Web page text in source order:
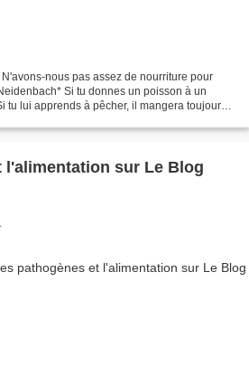
nous pas assez de nourriture pour
Si tu donnes un poisson à un
tu lui apprends à pêcher, il mangera toujours.
l'alimentation sur Le Blog